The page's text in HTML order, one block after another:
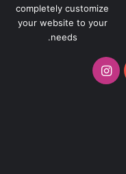
completely customize
your website to your
needs.
‫YouTubeانستقرام